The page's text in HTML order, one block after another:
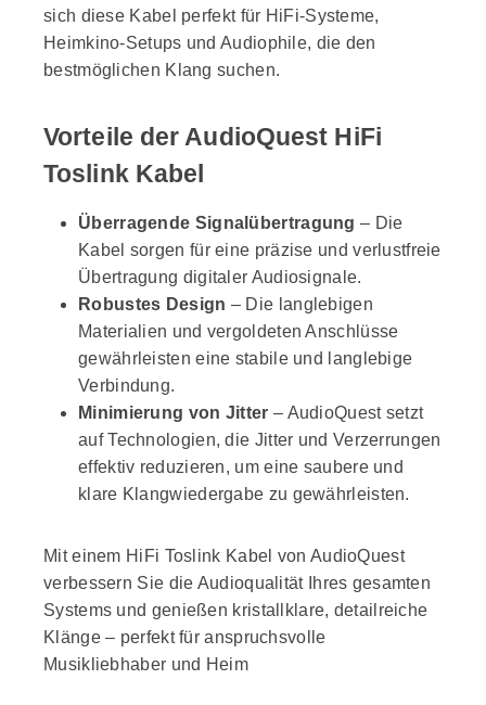
sich diese Kabel perfekt für HiFi-Systeme,
Heimkino-Setups und Audiophile, die den
bestmöglichen Klang suchen.
Vorteile der AudioQuest HiFi
Toslink Kabel
Überragende Signalübertragung – Die
Kabel sorgen für eine präzise und verlustfreie
Übertragung digitaler Audiosignale.
Robustes Design – Die langlebigen
Materialien und vergoldeten Anschlüsse
gewährleisten eine stabile und langlebige
Verbindung.
Minimierung von Jitter – AudioQuest setzt
auf Technologien, die Jitter und Verzerrungen
effektiv reduzieren, um eine saubere und
klare Klangwiedergabe zu gewährleisten.
Mit einem HiFi Toslink Kabel von AudioQuest
verbessern Sie die Audioqualität Ihres gesamten
Systems und genießen kristallklare, detailreiche
Klänge – perfekt für anspruchsvolle
Musikliebhaber und Heim